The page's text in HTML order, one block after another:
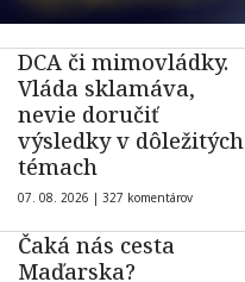
DCA či mimovládky.
Vláda sklamáva,
nevie doručiť
výsledky v dôležitých
témach
07. 08. 2026 | 327 komentárov
Čaká nás cesta
Maďarska?